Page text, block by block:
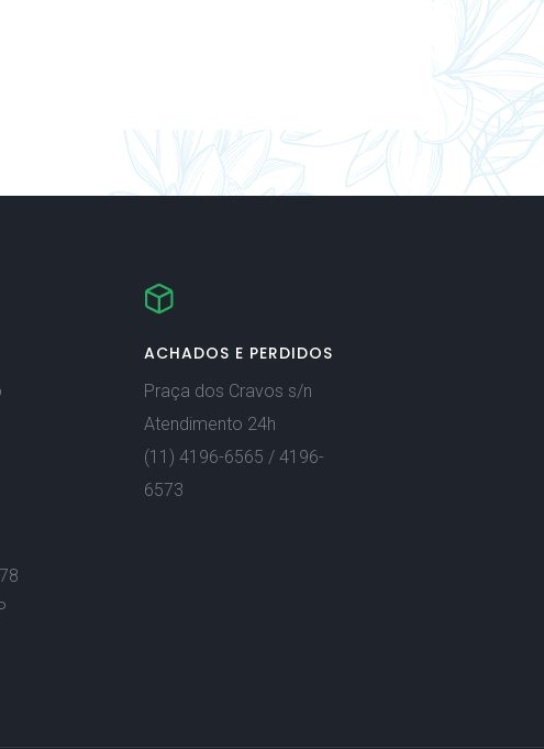
ACHADOS E PERDIDOS
Praça dos Cravos s/n
Atendimento 24h
(11) 4196-6565 / 4196-
6573